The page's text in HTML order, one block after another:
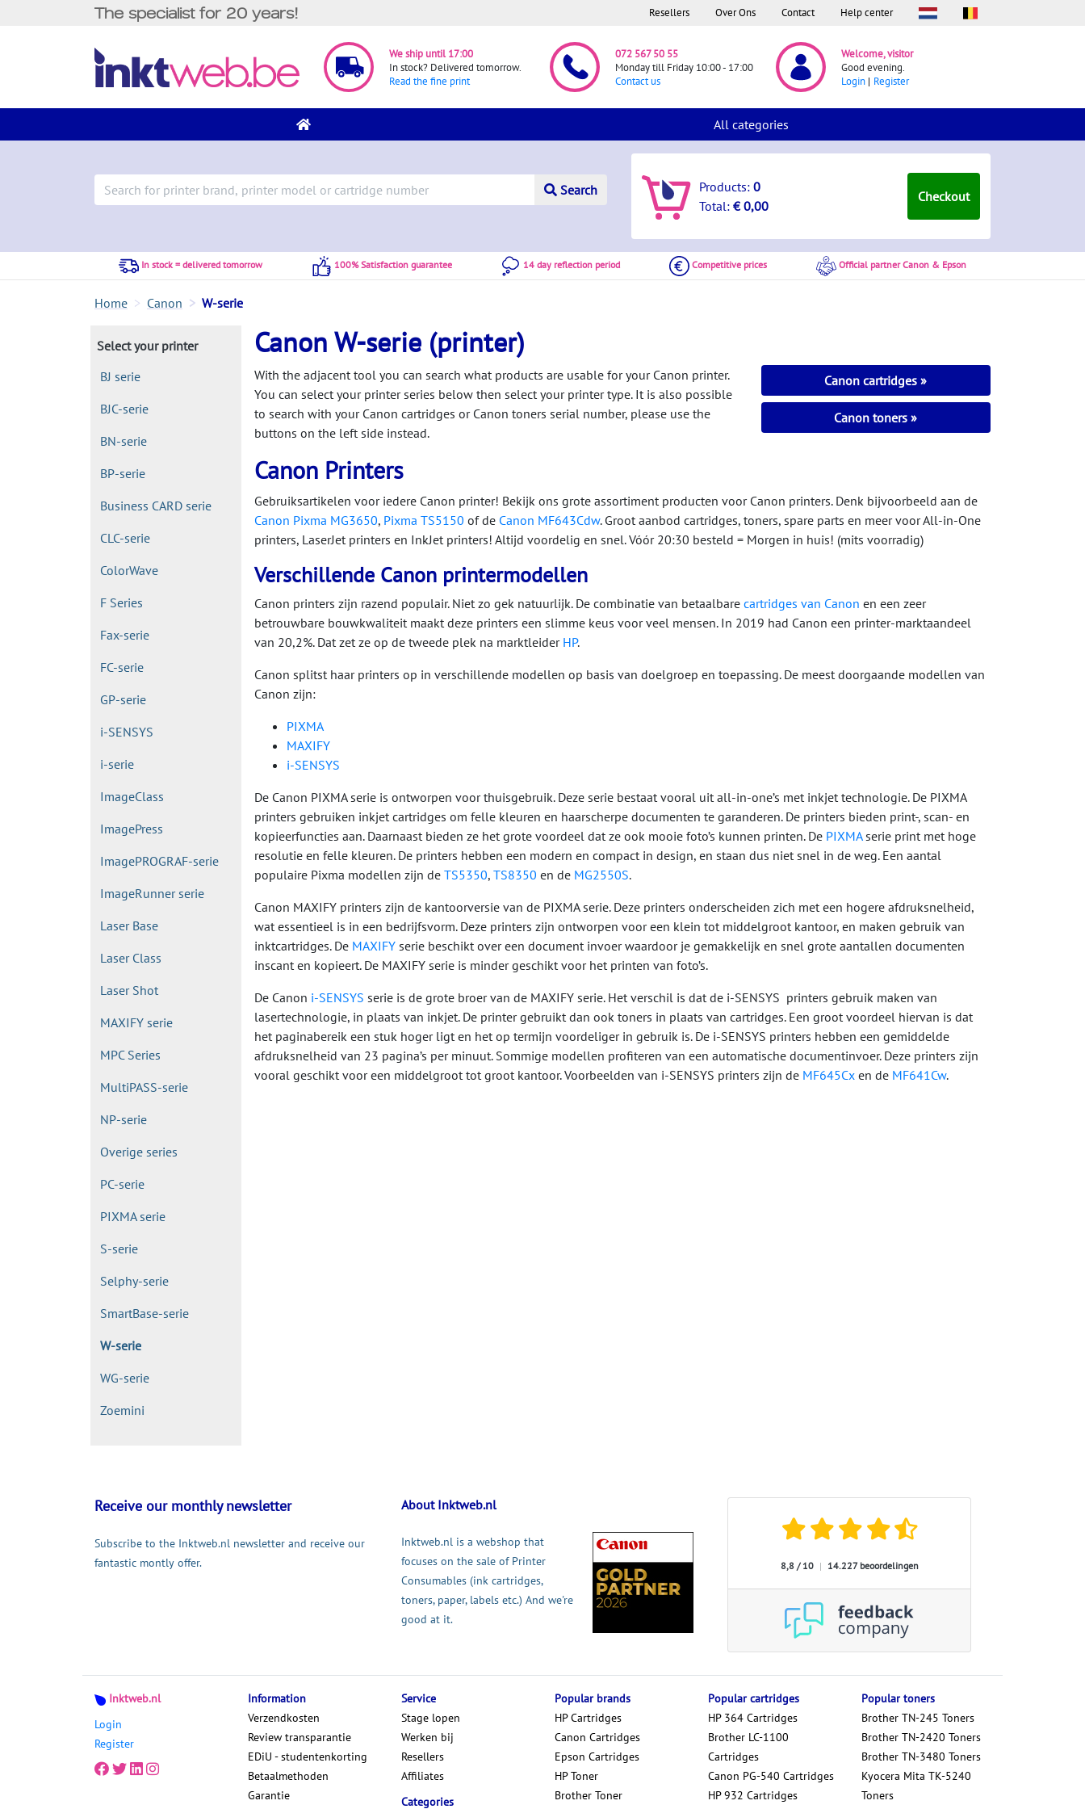
The specialist for 20 years! Resellers Over Ons Contact Help center
We ship until 17:00
In stock? Delivered tomorrow.
Read the fine print
072 567 50 55
Monday till Friday 10:00 - 17:00
Contact us
Welcome, visitor
Good evening.
Login
Register
All categories
Search Products:0
Total:€ 0,00
Checkout
In stock = delivered tomorrow 100% Satisfaction guarantee 14 day reflection period Competitive prices Official partner Canon & Epson
Home Canon W-serie
Select your printer
BJ serie
BJC-serie
BN-serie
BP-serie
Business CARD serie
CLC-serie
ColorWave
F Series
Fax-serie
FC-serie
GP-serie
i-SENSYS
i-serie
ImageClass
ImagePress
ImagePROGRAF-serie
ImageRunner serie
Laser Base
Laser Class
Laser Shot
MAXIFY serie
MPC Series
MultiPASS-serie
NP-serie
Overige series
PC-serie
PIXMA serie
S-serie
Selphy-serie
SmartBase-serie
W-serie
WG-serie
Zoemini
Canon W-serie (printer)
With the adjacent tool you can search what products are usable for your Canon printer.
You can select your printer series below then select your printer type. It is also possible
to search with your Canon cartridges or Canon toners serial number, please use the
buttons on the left side instead.
Canon cartridges
Canon toners
Canon Printers
Gebruiksartikelen voor iedere Canon printer! Bekijk ons grote assortiment producten voor Canon printers. Denk bijvoorbeeld aan de
Canon Pixma MG3650, Pixma TS5150 of de Canon MF643Cdw. Groot aanbod cartridges, toners, spare parts en meer voor All-in-One
printers, LaserJet printers en InkJet printers! Altijd voordelig en snel. Vóór 20:30 besteld = Morgen in huis! (mits voorradig)
Verschillende Canon printermodellen
Canon printers zijn razend populair. Niet zo gek natuurlijk. De combinatie van betaalbarecartridges van Canon en een zeer
betrouwbare bouwkwaliteit maakt deze printers een slimme keus voor veel mensen. In 2019 had Canon een printer-marktaandeel
van 20,2%. Dat zet ze op de tweede plek na marktleider HP.
Canon splitst haar printers op in verschillende modellen op basis van doelgroep en toepassing. De meest doorgaande modellen van
Canon zijn:
PIXMA
MAXIFY
i-SENSYS
De Canon PIXMA serie is ontworpen voor thuisgebruik. Deze serie bestaat vooral uit all-in-one’s met inkjet technologie. De PIXMA
printers gebruiken inkjet cartridges om felle kleuren en haarscherpe documenten te garanderen. De printers bieden print-, scan- en
kopieerfuncties aan. Daarnaast bieden ze het grote voordeel dat ze ook mooie foto’s kunnen printen. De PIXMAserie print met hoge
resolutie en felle kleuren. De printers hebben een modern en compact in design, en staan dus niet snel in de weg. Een aantal
populaire Pixma modellen zijn de TS5350, TS8350 en de MG2550S.
Canon MAXIFY printers zijn de kantoorversie van de PIXMA serie. Deze printers onderscheiden zich met een hogere afdruksnelheid,
wat essentieel is in een bedrijfsvorm. Deze printers zijn ontworpen voor een klein tot middelgroot kantoor, en maken gebruik van
inktcartridges. De MAXIFYserie beschikt over een document invoer waardoor je gemakkelijk en snel grote aantallen documenten
inscant en kopieert. De MAXIFY serie is minder geschikt voor het printen van foto’s.
De Canon i-SENSYS serie is de grote broer van de MAXIFY serie. Het verschil is dat de i-SENSYS printers gebruik maken van
lasertechnologie, in plaats van inkjet. De printer gebruikt dan ook toners in plaats van cartridges. Een groot voordeel hiervan is dat
het paginabereik een stuk hoger ligt en het op termijn voordeliger in gebruik is. De i-SENSYS printers hebben een gemiddelde
afdruksnelheid van 23 pagina’s per minuut. Sommige modellen profiteren van een automatische documentinvoer. Deze printers zijn
vooral geschikt voor een middelgroot tot groot kantoor. Voorbeelden van i-SENSYS printers zijn de MF645Cxen de MF641Cw.
Receive our monthly newsletter
Subscribe to the Inktweb.nl newsletter and receive our
fantastic montly offer.
About Inktweb.nl
Inktweb.nl is a webshop that
focuses on the sale of Printer
Consumables (ink cartridges,
toners, paper, labels etc.) And we're
good at it.
8,8 / 10 | 14.227 beoordelingen
Inktweb.nl
Login
Register
Information
Verzendkosten
Review transparantie
EDiU - studentenkorting
Betaalmethoden
Garantie
Service
Stage lopen
Werken bij
Resellers
Affiliates
Categories
Popular cartridges
HP 364 Cartridges
Brother LC-1100
Cartridges
Canon PG-540 Cartridges
HP 932 Cartridges
Popular toners
Brother TN-245 Toners
Brother TN-2420 Toners
Brother TN-3480 Toners
Kyocera Mita TK-5240
Toners
Popular brands
HP Cartridges
Canon Cartridges
Epson Cartridges
HP Toner
Brother Toner